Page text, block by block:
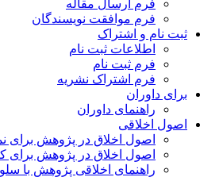
فرم ارسال مقاله
فرم موافقت نویسندگان
ثبت نام و اشتراک
اطلاعات ثبت نام
فرم ثبت نام
فرم اشتراک نشریه
برای داوران
راهنمای داوران
اصول اخلاقی
اصول اخلاق در پژوهش برای
اصول اخلاق در پژوهش برای کار
راهنمای اخلاقی پژوهش با